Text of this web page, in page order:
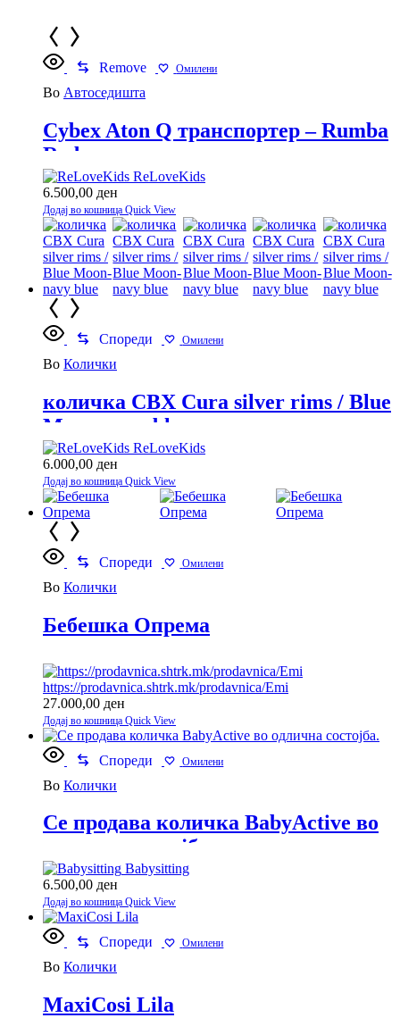
Remove Омилени
Во Автоседишта
Cybex Aton Q транспортер – Rumba
Red
ReLoveKids
6.500,00 ден
Додај во кошница Quick View
Спореди Омилени
Во Колички
количка CBX Cura silver rims / Blue
Moon-navy blue
ReLoveKids
6.000,00 ден
Додај во кошница Quick View
Спореди Омилени
Во Колички
Бебешка Опрема
https://prodavnica.shtrk.mk/prodavnica/Emi
27.000,00 ден
Додај во кошница Quick View
Спореди Омилени
Во Колички
Се продава количка BabyActive во
одлична состојба.
Babysitting
6.500,00 ден
Додај во кошница Quick View
Спореди Омилени
Во Колички
MaxiCosi Lila